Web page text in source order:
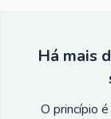
Há mais
O princípio